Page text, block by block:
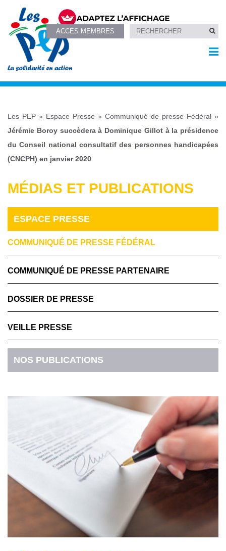
ACCÈS MEMBRES
Les PEP » Espace Presse » Communiqué de presse Fédéral »
Jérémie Boroy succèdera à Dominique Gillot à la présidence
du Conseil national consultatif des personnes handicapées
(CNCPH) en janvier 2020
MÉDIAS ET PUBLICATIONS
ESPACE PRESSE
COMMUNIQUÉ DE PRESSE FÉDÉRAL
COMMUNIQUÉ DE PRESSE PARTENAIRE
DOSSIER DE PRESSE
VEILLE PRESSE
NOS PUBLICATIONS